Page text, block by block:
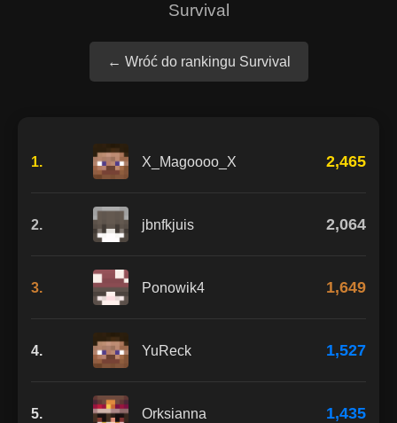
Survival
← Wróć do rankingu Survival
1. X_Magoooo_X 2,465
2. jbnfkjuis 2,064
3. Ponowik4 1,649
4. YuReck 1,527
5. Orksianna 1,435